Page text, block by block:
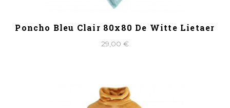
Poncho Bleu Clair 80x80 De Witte Lietaer
29,00 €